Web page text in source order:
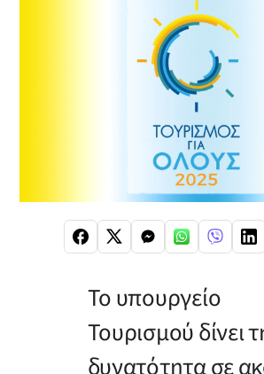
Το υπουργείο
Τουρισμού δίνει